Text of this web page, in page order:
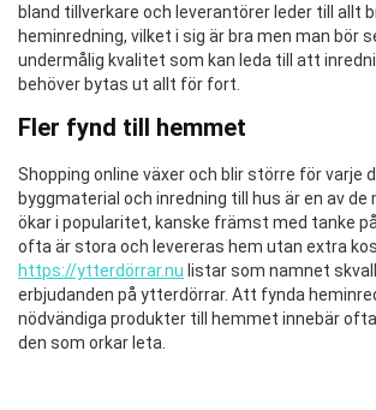
bland tillverkare och leverantörer leder till allt
heminredning, vilket i sig är bra men man bör
undermålig kvalitet som kan leda till att
behöver bytas ut allt för fort.
Fler fynd till hemmet
Shopping online växer och blir större för varje
byggmaterial och inredning till hus är en av de
ökar i popularitet, kanske främst med tanke
ofta är stora och levereras hem utan extra
https://ytterdörrar.nu listar som namnet
erbjudanden på ytterdörrar. Att fynda
nödvändiga produkter till hemmet innebär
den som orkar leta.